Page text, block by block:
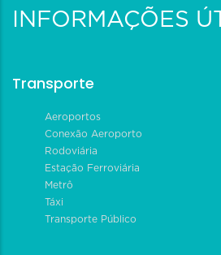
INFORMAÇÕES
Transporte
Aeroportos
Conexão Aeroporto
Rodoviária
Estação Ferroviária
Metrô
Táxi
Transporte Público